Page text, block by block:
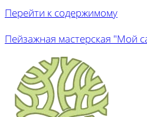
Перейти к содержимому
Пейзажная мастерская "Мой